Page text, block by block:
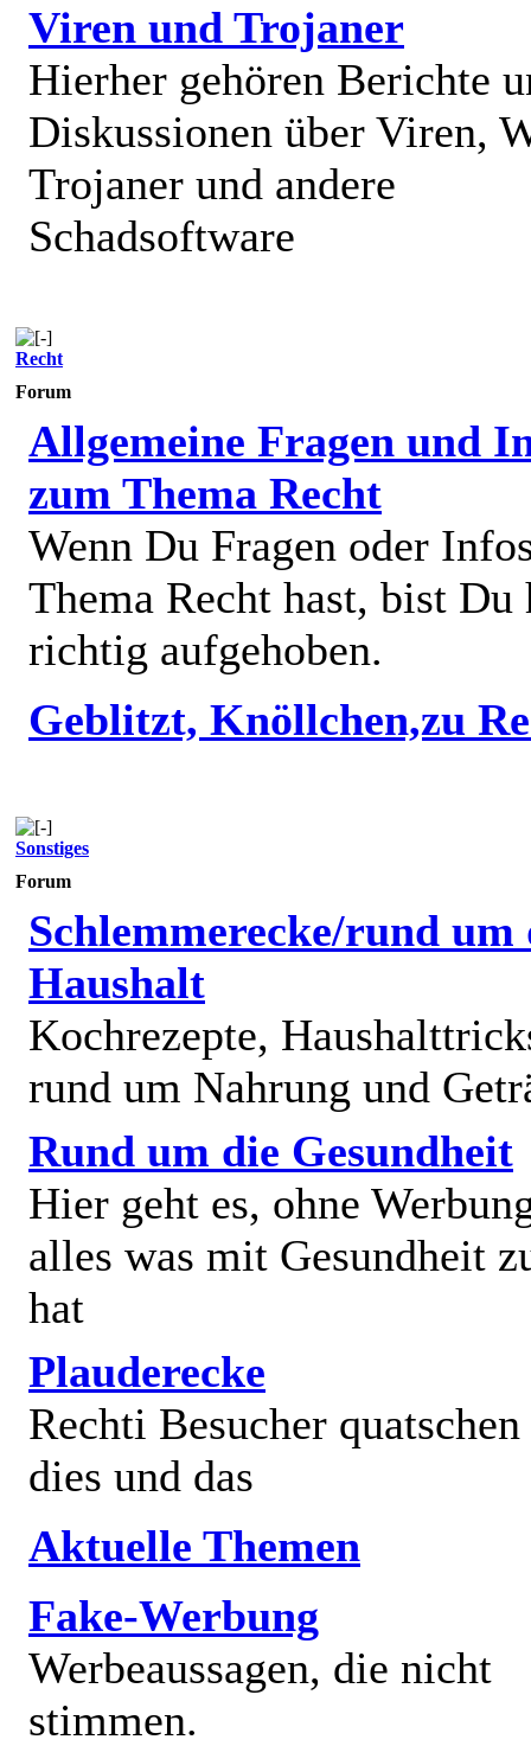
Viren und Trojaner
Hierher gehören Berichte
Diskussionen über Viren,
Trojaner und andere
Schadsoftware
Recht
Forum
Allgemeine Fragen und
zum Thema Recht
Wenn Du Fragen oder
Thema Recht hast, bist Du
richtig aufgehoben.
Geblitzt, Knöllchen,zu
Sonstiges
Forum
Schlemmerecke/rund um
Haushalt
Kochrezepte,
rund um Nahrung und
Rund um die Gesundheit
Hier geht es, ohne
alles was mit Gesundheit
hat
Plauderecke
Rechti Besucher
dies und das
Aktuelle Themen
Fake-Werbung
Werbeaussagen, die nicht
stimmen.